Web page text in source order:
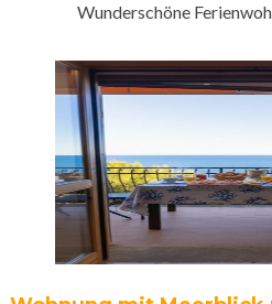
Wunderschöne